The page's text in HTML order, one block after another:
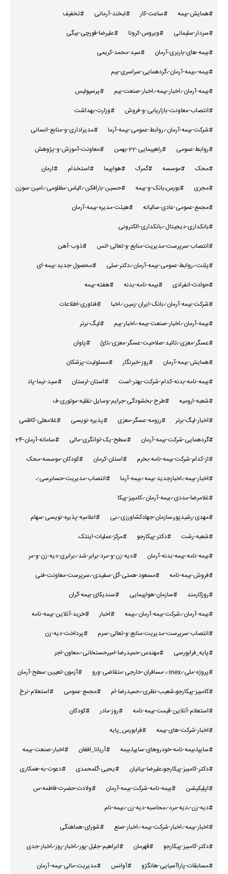
#همایش-بیمه
#ساعت-کار #لبخند-آرمانی
#تخفیف
#سردار-سلیمانی
#ویروس-کرونا
#علیرضا-قورچی-بیگی
#بیمه-های-باربری-آرمان
#سید-محمد-کریمی
#بیمه-،بیمه-آرمان-،گردهمایی-سراسری-بیم
#بیمه-آرمان-،اخبار-بیمه-،اخبار-صنعت-بیم
#پرسپولیس
#انتصاب-معاونت-بازاریابی-و-فروش
#وزارت-بهداشت
#شرکت-بیمه-آرمان-،روابط-عمومی-بیمه-آرما
#مدیراداری-و-منابع-انسانی
#روابط-عمومی
#راهپیمایی-22-بهمن
#معاونت-آموزش-و-پژوهش
#محک
#موسسه #گمرک #هواپیما #استخدام
#ارمان
#مجری
#بورس،بانک-و-بیمه
#حسین-بارافکن-،الیاس-مظلومی-،امین-سوزن
#مجمع-عمومی-عادی-سالیانه
#هیئت-مدیره-بیمه-آرمان
#بانکداری-دیجیتال-،بانکداری-الکترونی
#انتصاب-سرپرست-مدیریت-منابع-و-تعالی-انس
#ذوب-آهن
#پلنت-،روابط-عمومی-بیمه-آرمان-،دکتر-سلی
#محصول-جدید-بیمه-ای
#حوادث-انفرادی
#بیمه-نامه-بدنه
#هفته-بیمه
#شرکت-بیمه-آرمان-،بانک-ایران-زمین-،اخبا
#فناوری-اطلاعات
#بیمه-آرمان-،اخبار-صنعت-بیمه-،اخبار-بیم
#لیگ-برتر
#عسگر-معزی-،تائید-صلاحیت-عسگر-معزی-،تائ
#پاوان
#همایش-بیمه-آرمان
#روز-خبرنگار
#مسئولیت-پزشکان
#بیمه-نامه-بدنه-کدام-شرکت-بهتر-است
#استان-لرستان
#سید-نیما-پاد
#شعبه-ارومیه
#طرح-بخشودگی-جرایم-وسایل-نقلیه-موتوری-ف
#اخبار-لیگ-برتر
#رزومه-عسگر-معزی #پذیره-نویسی
#غلامعلی-کاظمی
#گردهمایی-شرکت-بیمه-آرمان
#سطح-یک-توانگری-مالی
#سامانه-آرمان-24
#از-کدام-شرکت-بیمه-نامه-بخرم
#استان-کرمان
#کودکان-موسسه-محک
#اخبار-بیمه-،اخبارجدید-بیمه-،بیمه-آرما
#انتصاب-مدیریت-حسابرسی-،
#غلامرضا-مددی-،بیمه-آرمان-،کامبیز-پیکا
#مهدی-رشیدپور،سازمان-جهادکشاورزی-،بی
#اعلامیه-پذیره-نویسی-سهام
#شعبه-رشت
#دکتر-پیکارجو
#مرکز-عملیات-اینتک
#بیمه-نامه-بیمه-بدنه-آرمان
#دیه-زن-و-مرد-برابر-شد-،برابری-دیه-زن-و-مر
#فروش-بیمه-نامه
#مسعود-همتی-گل-سفیدی-،سرپرست-معاونت-فنی
#روزکارمند
#سازمان-هواپیمایی
#سندیکای-بیمه-گران
#بیمه-آرمان-،شرکت-بیمه-آرمان-،بیمه
#اخبار
#خرید-آنلاین-بیمه-نامه
#انتصاب-سرپرست-مدیریت-منابع-و-تعالی-سرم
#پرداخت-دیه-زن
#پایه_فرابورسی
#مهندس-حمیدرضا-امیرحسنخانی-،معاون-اجر
#پروژه-ملی-،inex-،-مسافران-خارجی-متقاضی-ورو
#آزمون-تعیین-سطح-آرمان
#کامبیز-پیکارجو،شعیب-نظری-،حمیدرضا-ام
#مجمع-عمومی
#استعلام-نرخ
#استعلام-آنلاین-قیمت-بیمه-نامه
#روز-مادر
#کودکان
#اخبار-شرکت-های-بیمه
#فرابورس_پایه
#سایپا،بیمه-نامه-خودروهای-سایپا،بیمه
#آریانا_افغان
#اخبار-صنعت-بیمه
#دکتر-کامبیز-پیکارجو،علیرضا-بیانیان
#یحیی-گلمحمدی
#دعوت-به-همکاری
#اپلیکیشن
#بیمه-نامه-شرکت-بیمه-آرمان
#ولادت-حضرت-فاطمه-س
#دیه-زن-،دیه-مرد-،محاسبه-دیه-زن-،بیمه-نام
#اخبار-بیمه-،اخبار-شرکت-بیمه-،اخبار-صنع
#شورای-هماهنگی
#دکتر-کامبیز-پیکارجو
#قهرمان
#ابراهیم-جلیل-پور-،اخبار-روز-،اخبار-جدی
#مسابقات-پاراآسیایی-هانگژو
#آوانس #مدیریت-مالی-بیمه-آرمان